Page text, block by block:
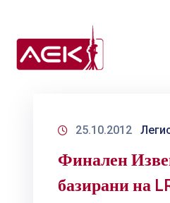
25.10.2012
Финален
базирани на